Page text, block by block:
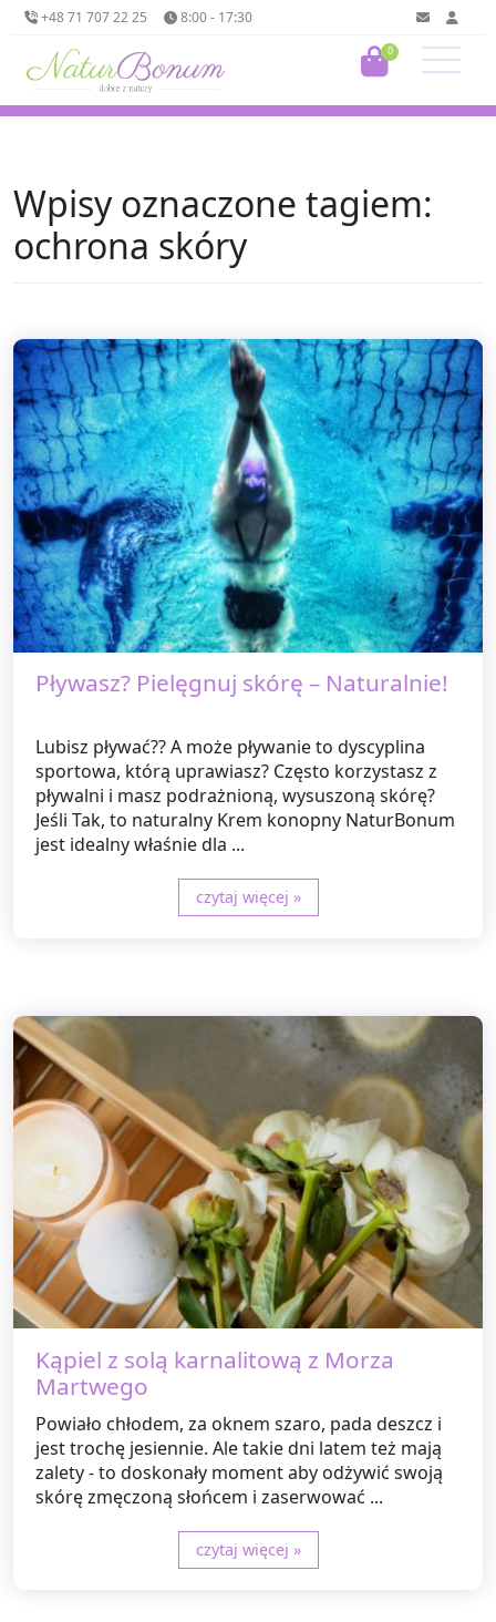
+48 71 707 22 25 8:00 - 17:30
0
Wpisy oznaczone tagiem:
ochrona skóry
Pływasz? Pielęgnuj skórę – Naturalnie!
Lubisz pływać?? A może pływanie to dyscyplina
sportowa, którą uprawiasz? Często korzystasz z
pływalni i masz podrażnioną, wysuszoną skórę?
Jeśli Tak, to naturalny Krem konopny NaturBonum
jest idealny właśnie dla ...
czytaj więcej »
Kąpiel z solą karnalitową z Morza
Martwego
Powiało chłodem, za oknem szaro, pada deszcz i
jest trochę jesiennie. Ale takie dni latem też mają
zalety - to doskonały moment aby odżywić swoją
skórę zmęczoną słońcem i zaserwować ...
czytaj więcej »